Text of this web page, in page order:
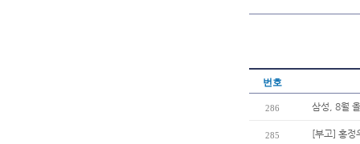
번호
286 삼성, 8월
285 [부고] 홍정